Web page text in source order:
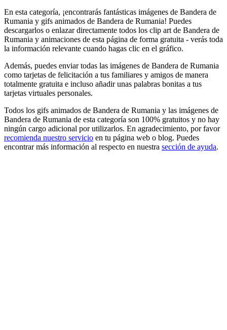
En esta categoría, ¡encontrarás fantásticas imágenes de Bandera de
Rumania y gifs animados de Bandera de Rumania! Puedes
descargarlos o enlazar directamente todos los clip art de Bandera de
Rumania y animaciones de esta página de forma gratuita - verás toda
la información relevante cuando hagas clic en el gráfico.
Además, puedes enviar todas las imágenes de Bandera de Rumania
como tarjetas de felicitación a tus familiares y amigos de manera
totalmente gratuita e incluso añadir unas palabras bonitas a tus
tarjetas virtuales personales.
Todos los gifs animados de Bandera de Rumania y las imágenes de
Bandera de Rumania de esta categoría son 100% gratuitos y no hay
ningún cargo adicional por utilizarlos. En agradecimiento, por favor
recomienda nuestro servicio en tu página web o blog. Puedes
encontrar más información al respecto en nuestra sección de ayuda.